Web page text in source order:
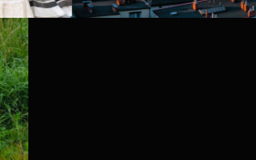
ilości funkcji na stronie.
nam rozwijać się i dostosowywać do Twoich
na uzyskanie informacji w zakresie wykorzystywania
oraz częstotliwości, z jaką odwiedzane są nasze
na ocenę naszych serwisów internetowych pod względem
Zgromadzone informacje są przetwarzane w
zgody na analityczne pliki cookies gwarantuje
ZEZWÓL NA WSZYSTKIE